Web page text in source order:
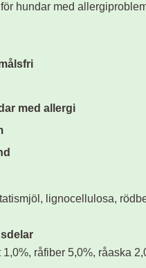
hundar med
med allergi
lignocellulosa,
råfiber 5,0%, råaska